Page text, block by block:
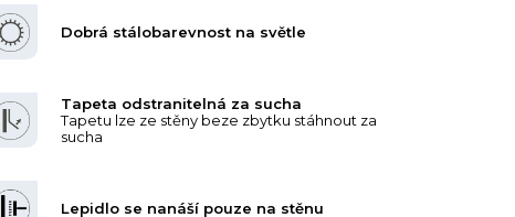
Dobrá stálobarevnost na světle
Tapeta odstranitelná za sucha
Tapetu lze ze stěny beze zbytku stáhnout za
sucha
Lepidlo se nanáší pouze na stěnu